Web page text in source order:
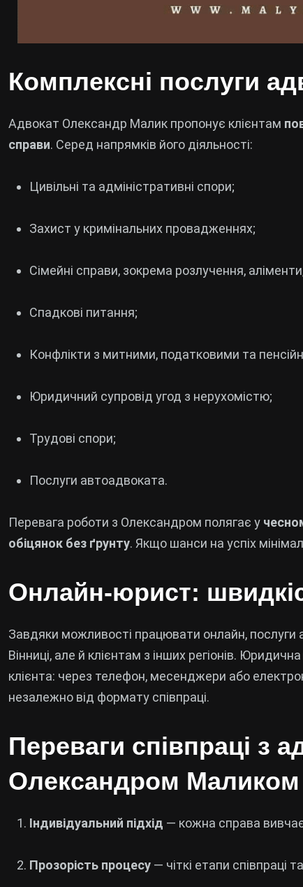
Комплексні послуги
Адвокат Олександр Малик пропонує клієнтам
справи. Серед напрямків його діяльності:
Цивільні та адміністративні спори;
Захист у кримінальних провадженнях;
Сімейні справи, зокрема розлучення,
Спадкові питання;
Конфлікти з митними, податковими та
Юридичний супровід угод з нерухомістю;
Трудові спори;
Послуги автоадвоката.
Перевага роботи з Олександром полягає у
обіцянок без ґрунту. Якщо шанси на успіх
Онлайн-юрист:
Завдяки можливості працювати онлайн,
Вінниці, але й клієнтам з інших регіонів.
клієнта: через телефон, месенджери або
незалежно від формату співпраці.
Переваги співпраці з
Олександром Маликом
Індивідуальний підхід — кожна справа
Прозорість процесу — чіткі етапи співпраці